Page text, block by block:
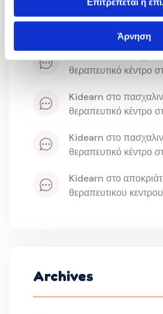
Άρνηση
kidearn στο
θεραπευτικου κεντρου
θεραπευτικό κέντρο
kidearn στο
θεραπευτικό κέντρο
kidearn στο
θεραπευτικό κέντρο
kidearn στο
θεραπευτικου κεντρου
Archives